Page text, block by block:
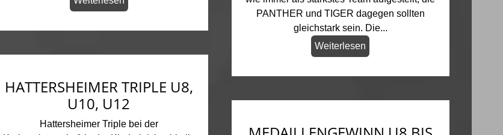
PANTHER und TIGER dagegen sollten
gleichstark sein. Die...
Weiterlesen
HATTERSHEIMER TRIPLE U8,
U10, U12
Hattersheimer Triple bei der